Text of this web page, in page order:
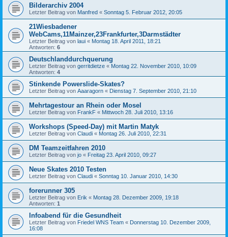
Bilderarchiv 2004
Letzter Beitrag von Manfred « Sonntag 5. Februar 2012, 20:05
21Wiesbadener
WebCams,11Mainzer,23Frankfurter,3Darmstädter
Letzter Beitrag von laui « Montag 18. April 2011, 18:21
Antworten: 6
Deutschlanddurchquerung
Letzter Beitrag von gerritdietze « Montag 22. November 2010, 10:09
Antworten: 4
Stinkende Powerslide-Skates?
Letzter Beitrag von Aaaragorn « Dienstag 7. September 2010, 21:10
Mehrtagestour an Rhein oder Mosel
Letzter Beitrag von FrankF « Mittwoch 28. Juli 2010, 13:16
Workshops (Speed-Day) mit Martin Matyk
Letzter Beitrag von Claudi « Montag 26. Juli 2010, 22:31
DM Teamzeitfahren 2010
Letzter Beitrag von jo « Freitag 23. April 2010, 09:27
Neue Skates 2010 Testen
Letzter Beitrag von Claudi « Sonntag 10. Januar 2010, 14:30
forerunner 305
Letzter Beitrag von Erik « Montag 28. Dezember 2009, 19:18
Antworten: 1
Infoabend für die Gesundheit
Letzter Beitrag von Friedel WNS Team « Donnerstag 10. Dezember 2009,
16:08